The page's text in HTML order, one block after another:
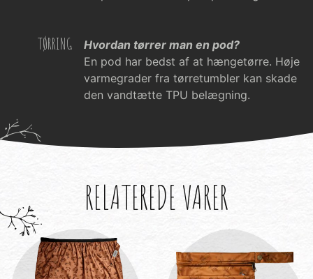
TØRRING
Hvordan tørrer man en pod?
En pod har bedst af at hængetørre. Høje
varmegrader fra tørretumbler kan skade
den vandtætte TPU belægning.
RELATEREDE VARER